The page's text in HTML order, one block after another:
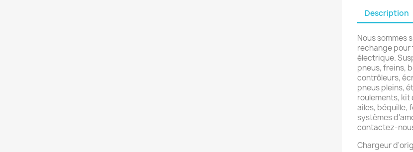
Description
Nous sommes
rechange
électrique.
pneus, freins,
contrôleurs,
pneus pleins,
roulements, kit
ailes, béquille,
systèmes
contactez-
Chargeur